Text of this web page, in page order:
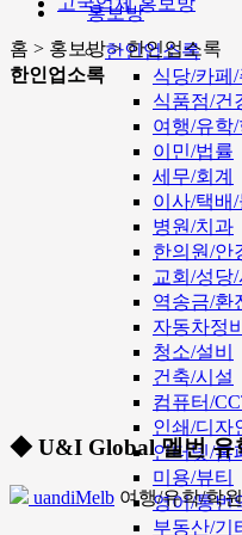
홍보방
한인업소록
식당/카페/
식품점/건
여행/유학/
이민/법률
세무/회계
이사/택배
병원/치과
한의원/안
교회/성당
역송금/환
자동차정
청소/설비
건축/시설
컴퓨터/
인쇄/디자
인터넷/홈
미용/뷰티
영어/통번
부동산/기
홈 > 홍보방 > 한인업소록
한인업소록
◆ U&I Global 멜번 유
uandiMelb 여행/유학/학